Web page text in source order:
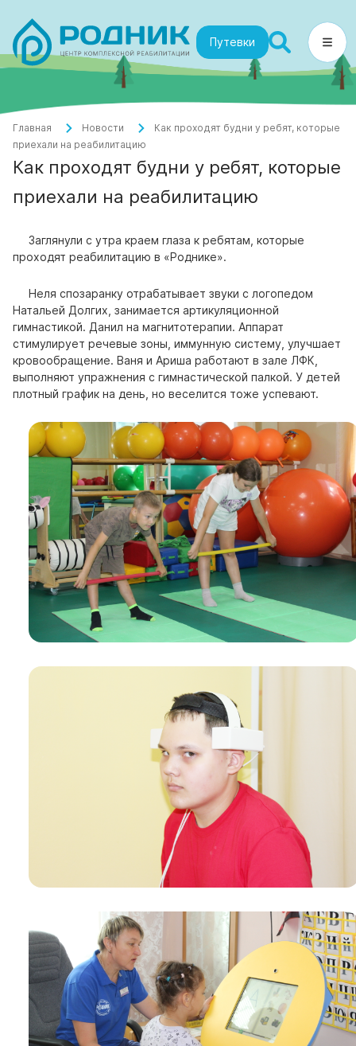
Путевки
Главная Новости
Как проходят будни у ребят, которые
приехали на реабилитацию
Как проходят будни у ребят, которые
приехали на реабилитацию
Заглянули с утра краем глаза к ребятам, которые
проходят реабилитацию в «Роднике».
Неля спозаранку отрабатывает звуки с логопедом
Натальей Долгих, занимается артикуляционной
гимнастикой. Данил на магнитотерапии. Аппарат
стимулирует речевые зоны, иммунную систему, улучшает
кровообращение. Ваня и Ариша работают в зале ЛФК,
выполняют упражнения с гимнастической палкой. У детей
плотный график на день, но веселится тоже успевают.